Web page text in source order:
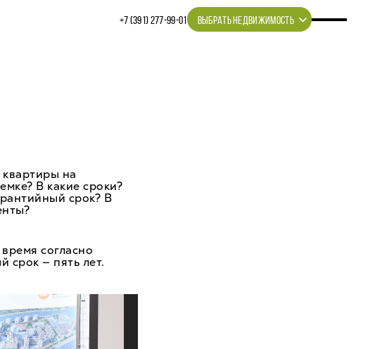
+7 (391) 277‒99‒01 ВЫБРАТЬ НЕДВИЖИМОСТЬ
на
В какие сроки?
срок? В
согласно
срок — пять лет.